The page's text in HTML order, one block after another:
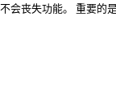
会丧失功能。 重要的